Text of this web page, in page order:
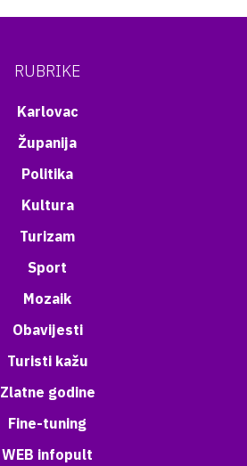
RUBRIKE
Karlovac
Županija
Politika
Kultura
Turizam
Sport
Mozaik
Obavijesti
Turisti kažu
Zlatne godine
Fine-tuning
WEB infopult